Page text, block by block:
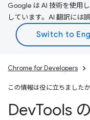
Google は AI 技術を使用
しています。AI 翻訳には
Chrome for Developers
この情報は役に立ちました
DevTools